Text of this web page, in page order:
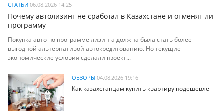
СТАТЬИ 06.08.2026 14:25
Почему автолизинг не сработал в Казахстане и отменят ли
программу
Покупка авто по программе лизинга должна была стать более
выгодной альтернативой автокредитованию. Но текущие
экономические условия сделали проект...
ОБЗОРЫ 04.08.2026 19:16
Как казахстанцам купить квартиру подешевле